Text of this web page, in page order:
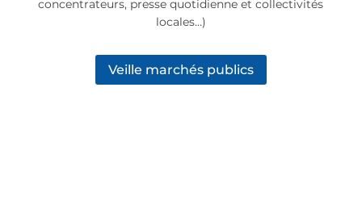
concentrateurs, presse quotidienne et collectivités
locales…)
Veille marchés publics